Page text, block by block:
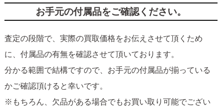
お手元の付属品をご確認ください。
査定の段階で、実際の買取価格をお伝えさせて頂くため
に、付属品の有無を確認させて頂いております。
分かる範囲で結構ですので、お手元の付属品が揃っている
かご確認頂けると幸いです。
※もちろん、欠品がある場合でもお買い取り可能でござい